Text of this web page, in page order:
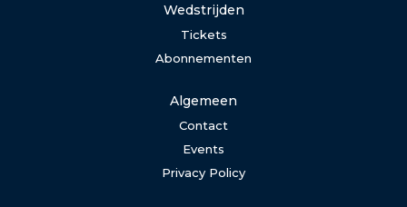
Wedstrijden
Tickets
Abonnementen
Algemeen
Contact
Events
Privacy Policy